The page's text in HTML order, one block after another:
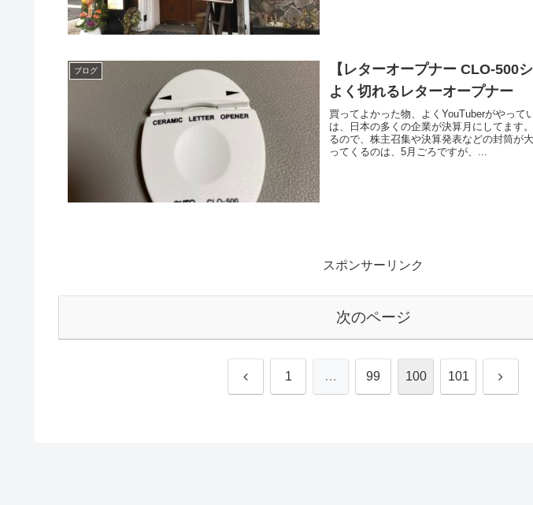
ブログ
【レターオープナー CLO-500
よく切れるレターオープナー
買ってよかった物、よくYouTuberがやって
は、日本の多くの企業が決算月にしてます
るので、株主召集や決算発表などの封筒が
ってくるのは、5月ごろですが、...
スポンサーリンク
次のページ
前 1 … 99 100 101 次